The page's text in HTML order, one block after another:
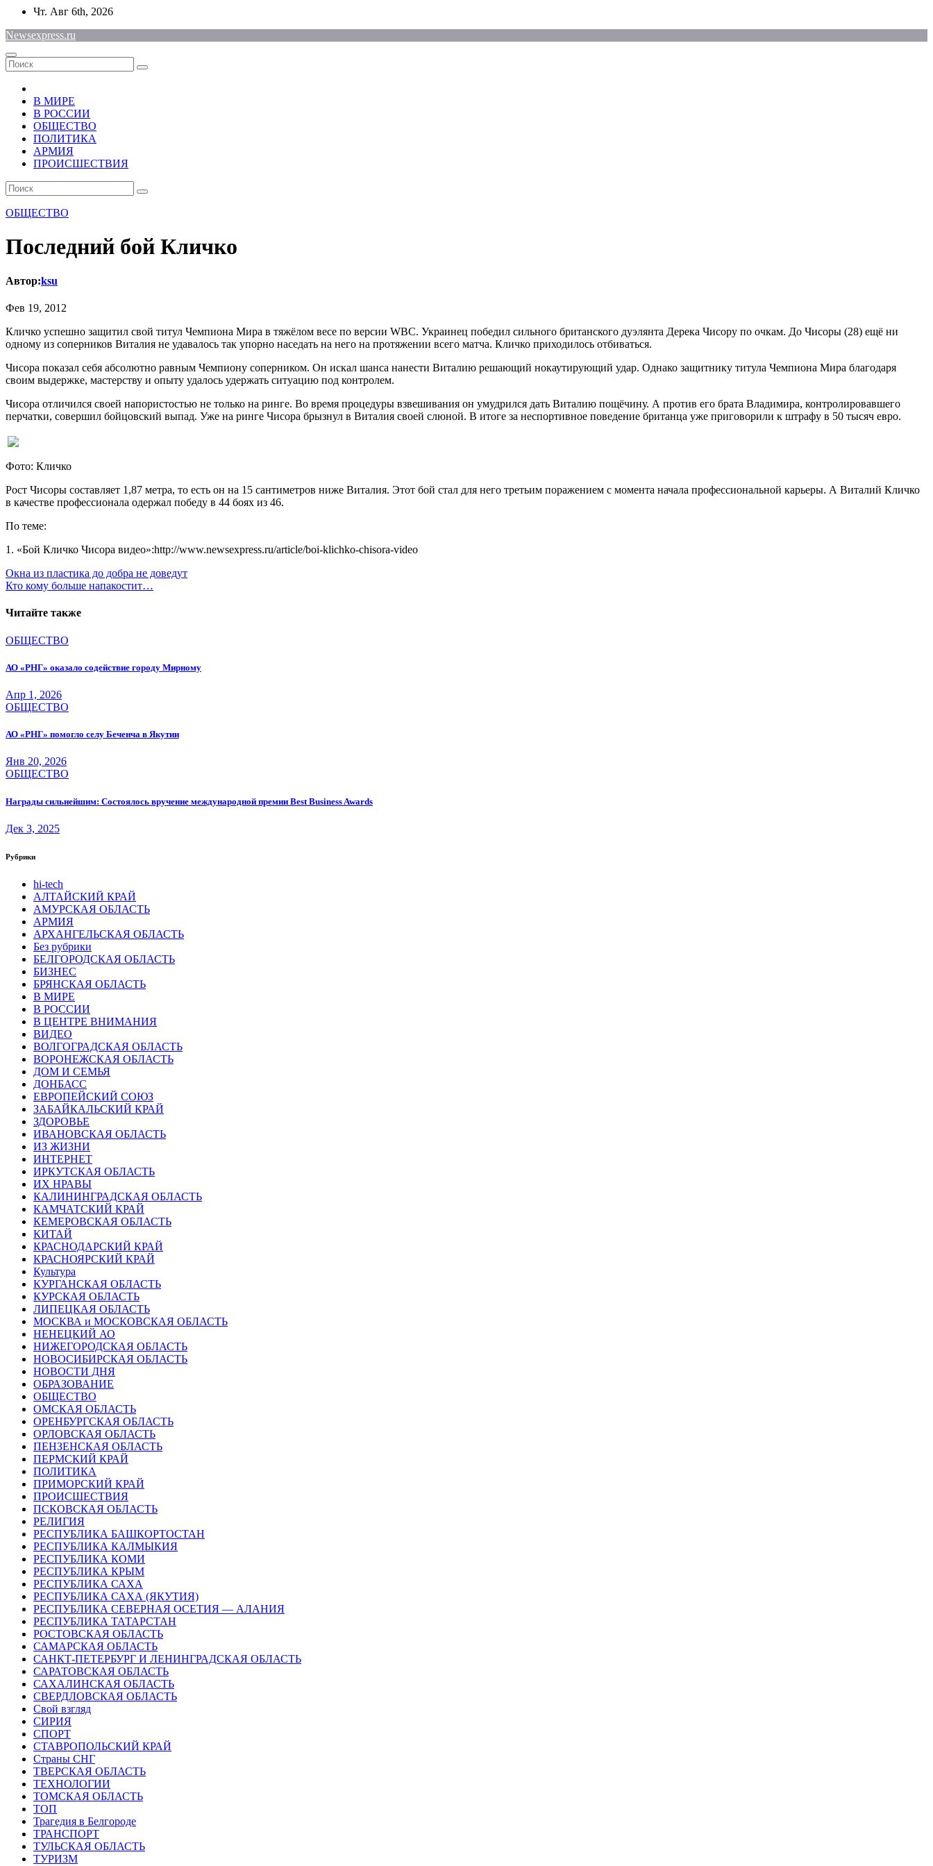
Перейти
содержимому
Чт. Авг 6th, 2026
Newsexpress.ru
В МИРЕ
В РОССИИ
ОБЩЕСТВО
ПОЛИТИКА
АРМИЯ
ПРОИСШЕСТВИЯ
ОБЩЕСТВО
Последний бой Кличко
Автор:ksu
Фев 19, 2012
Кличко успешно защитил свой титул Чемпиона Мира в тяжёлом весе по версии WBC. Украинец победил сильного британского дуэлянта Дерека Чисору по очкам. До Чисоры (28) ещё ни
одному из соперников Виталия не удавалось так упорно наседать на него на протяжении всего матча. Кличко приходилось отбиваться.
Чисора показал себя абсолютно равным Чемпиону соперником. Он искал шанса нанести Виталию решающий нокаутирующий удар. Однако защитнику титула Чемпиона Мира благодаря
своим выдержке, мастерству и опыту удалось удержать ситуацию под контролем.
Чисора отличился своей напористостью не только на ринге. Во время процедуры взвешивания он умудрился дать Виталию пощёчину. А против его брата Владимира, контролировавшего
перчатки, совершил бойцовский выпад. Уже на ринге Чисора брызнул в Виталия своей слюной. В итоге за неспортивное поведение британца уже приговорили к штрафу в 50 тысяч евро.
Фото: Кличко
Рост Чисоры составляет 1,87 метра, то есть он на 15 сантиметров ниже Виталия. Этот бой стал для него третьим поражением с момента начала профессиональной карьеры. А Виталий Кличко
в качестве профессионала одержал победу в 44 боях из 46.
По теме:
1. «Бой Кличко Чисора видео»:http://www.newsexpress.ru/article/boi-klichko-chisora-video
Навигация
по
записям
Окна из пластика до добра не доведут
Кто кому больше напакостит…
Читайте также
ОБЩЕСТВО
АО «РНГ» оказало содействие городу Мирному
Апр 1, 2026
ОБЩЕСТВО
АО «РНГ» помогло селу Беченча в Якутии
Янв 20, 2026
ОБЩЕСТВО
Награды сильнейшим: Состоялось вручение международной премии Best Business Awards
Дек 3, 2025
Рубрики
hi-tech
АЛТАЙСКИЙ КРАЙ
АМУРСКАЯ ОБЛАСТЬ
АРМИЯ
АРХАНГЕЛЬСКАЯ ОБЛАСТЬ
Без рубрики
БЕЛГОРОДСКАЯ ОБЛАСТЬ
БИЗНЕС
БРЯНСКАЯ ОБЛАСТЬ
В МИРЕ
В РОССИИ
В ЦЕНТРЕ ВНИМАНИЯ
ВИДЕО
ВОЛГОГРАДСКАЯ ОБЛАСТЬ
ВОРОНЕЖСКАЯ ОБЛАСТЬ
ДОМ И СЕМЬЯ
ДОНБАСС
ЕВРОПЕЙСКИЙ СОЮЗ
ЗАБАЙКАЛЬСКИЙ КРАЙ
ЗДОРОВЬЕ
ИВАНОВСКАЯ ОБЛАСТЬ
ИЗ ЖИЗНИ
ИНТЕРНЕТ
ИРКУТСКАЯ ОБЛАСТЬ
ИХ НРАВЫ
КАЛИНИНГРАДCКАЯ ОБЛАСТЬ
КАМЧАТСКИЙ КРАЙ
КЕМЕРОВСКАЯ ОБЛАСТЬ
КИТАЙ
КРАСНОДАРСКИЙ КРАЙ
КРАСНОЯРСКИЙ КРАЙ
Культура
КУРГАНСКАЯ ОБЛАСТЬ
КУРСКАЯ ОБЛАСТЬ
ЛИПЕЦКАЯ ОБЛАСТЬ
МОСКВА и МОСКОВСКАЯ ОБЛАСТЬ
НЕНЕЦКИЙ АО
НИЖЕГОРОДСКАЯ ОБЛАСТЬ
НОВОСИБИРСКАЯ ОБЛАСТЬ
НОВОСТИ ДНЯ
ОБРАЗОВАНИЕ
ОБЩЕСТВО
ОМСКАЯ ОБЛАСТЬ
ОРЕНБУРГСКАЯ ОБЛАСТЬ
ОРЛОВСКАЯ ОБЛАСТЬ
ПЕНЗЕНСКАЯ ОБЛАСТЬ
ПЕРМСКИЙ КРАЙ
ПОЛИТИКА
ПРИМОРСКИЙ КРАЙ
ПРОИСШЕСТВИЯ
ПСКОВСКАЯ ОБЛАСТЬ
РЕЛИГИЯ
РЕСПУБЛИКА БАШКОРТОСТАН
РЕСПУБЛИКА КАЛМЫКИЯ
РЕСПУБЛИКА КОМИ
РЕСПУБЛИКА КРЫМ
РЕСПУБЛИКА САХА
РЕСПУБЛИКА САХА (ЯКУТИЯ)
РЕСПУБЛИКА СЕВЕРНАЯ ОСЕТИЯ — АЛАНИЯ
РЕСПУБЛИКА ТАТАРСТАН
РОСТОВСКАЯ ОБЛАСТЬ
САМАРСКАЯ ОБЛАСТЬ
САНКТ-ПЕТЕРБУРГ И ЛЕНИНГРАДСКАЯ ОБЛАСТЬ
САРАТОВСКАЯ ОБЛАСТЬ
САХАЛИНСКАЯ ОБЛАСТЬ
СВЕРДЛОВСКАЯ ОБЛАСТЬ
Свой взгляд
СИРИЯ
СПОРТ
СТАВРОПОЛЬСКИЙ КРАЙ
Страны СНГ
ТВЕРСКАЯ ОБЛАСТЬ
ТЕХНОЛОГИИ
ТОМСКАЯ ОБЛАСТЬ
ТОП
Трагедия в Белгороде
ТРАНСПОРТ
ТУЛЬСКАЯ ОБЛАСТЬ
ТУРИЗМ